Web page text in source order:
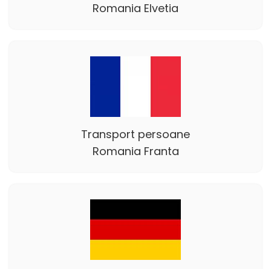
Romania Elvetia
Transport persoane
Romania Franta